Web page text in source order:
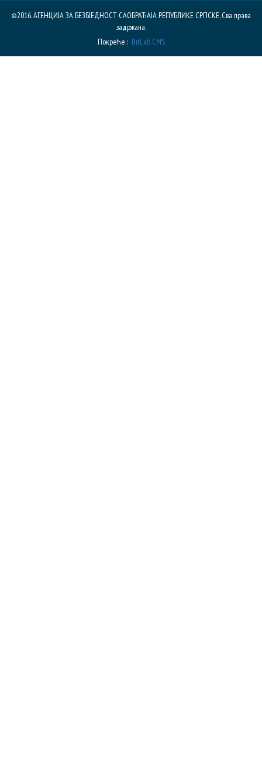
©2016. АГЕНЦИЈА ЗА БЕЗБЈЕДНОСТ САОБРАЋАЈА РЕПУБЛИКE СРПСКЕ. Сва права
задржана.
Покреће : BitLab CMS